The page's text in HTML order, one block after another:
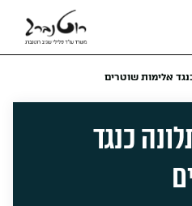
אלימות שוטרים
כנגד